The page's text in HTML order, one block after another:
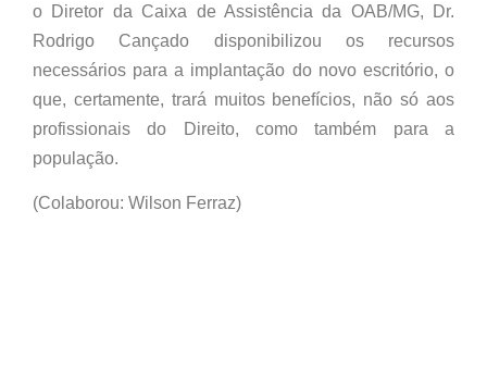
o Diretor da Caixa de Assistência da OAB/MG, Dr.
Rodrigo Cançado disponibilizou os recursos
necessários para a implantação do novo escritório, o
que, certamente, trará muitos benefícios, não só aos
profissionais do Direito, como também para a
população.
(Colaborou: Wilson Ferraz)